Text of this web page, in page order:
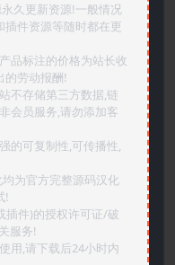
久更新资源!一般情况
件资源等随时都在更
品标注的价格为站长收
的劳动报酬!
不存储第三方数据,链
会员服务,请勿添加客
的可复制性,可传播性,
为官方完整源码汉化
!
插件)的授权许可证/破
服务!
用,请下载后24小时内